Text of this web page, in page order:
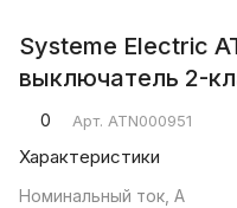
Systeme Electric
выключатель 2-
0 Арт. ATN000951
Характеристики
Номинальный ток, А